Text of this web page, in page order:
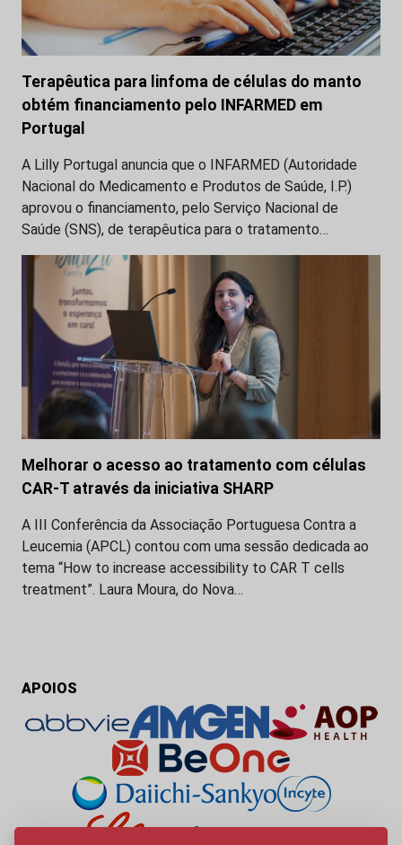
Terapêutica para linfoma de células do manto
obtém financiamento pelo INFARMED em
Portugal
A Lilly Portugal anuncia que o INFARMED (Autoridade
Nacional do Medicamento e Produtos de Saúde, I.P.)
aprovou o financiamento, pelo Serviço Nacional de
Saúde (SNS), de terapêutica para o tratamento…
Melhorar o acesso ao tratamento com células
CAR-T através da iniciativa SHARP
A III Conferência da Associação Portuguesa Contra a
Leucemia (APCL) contou com uma sessão dedicada ao
tema “How to increase accessibility to CAR T cells
treatment”. Laura Moura, do Nova…
APOIOS